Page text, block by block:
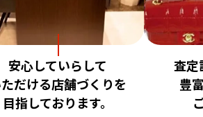
安心していらして
だける店舗づくりを
目指しております。
査定
豊